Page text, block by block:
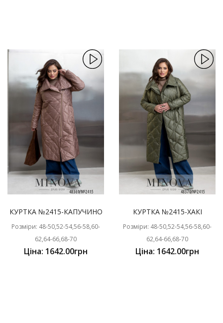
КУРТКА №2415-КАПУЧИНО
Розміри: 48-50,52-54,56-58,60-
62,64-66,68-70
Ціна: 1642.00грн
КУРТКА №2415-ХАКІ
Розміри: 48-50,52-54,56-58,60-
62,64-66,68-70
Ціна: 1642.00грн